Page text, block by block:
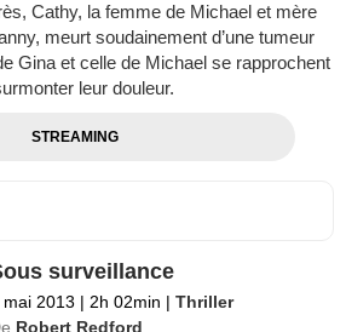
Cathy, la femme de Michael et mère
meurt soudainement d’une tumeur
Gina et celle de Michael se rapprochent
leur douleur.
STREAMING
surveillance
mai 2013 | 2h 02min | Thriller
Robert Redford